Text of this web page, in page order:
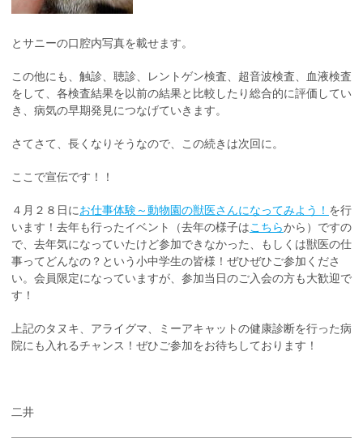
とサニーの口腔内写真を載せます。
この他にも、触診、聴診、レントゲン検査、超音波検査、血液検査
をして、各検査結果を以前の結果と比較したり総合的に評価してい
き、病気の早期発見につなげていきます。
さてさて、長くなりそうなので、この続きは次回に。
ここで宣伝です！！
４月２８日にお仕事体験～動物園の獣医さんになってみよう！ を行
います！去年も行ったイベント（去年の様子はこちらから）ですの
で、去年気になっていたけど参加できなかった、もしくは獣医の仕
事ってどんなの？という小中学生の皆様！ぜひぜひご参加くださ
い。会員限定になっていますが、参加当日のご入会の方も大歓迎で
す！
上記のタヌキ、アライグマ、ミーアキャットの健康診断を行った病
院にも入れるチャンス！ぜひご参加をお待ちしております！
二井